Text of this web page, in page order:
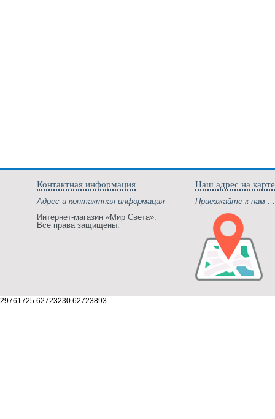
Контактная информация
Адрес и контактная информация
Интернет-магазин «Мир Света».
Все права защищены.
Наш адрес на карте
Приезжайте к нам .
29761725 62723230 62723893